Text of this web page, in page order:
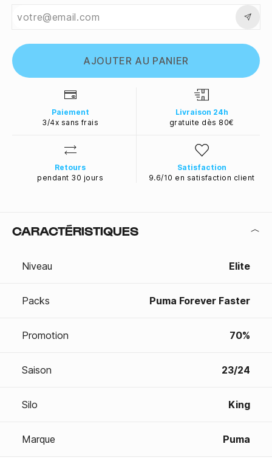
AJOUTER AU PANIER
Paiement
3/4x sans frais
Livraison 24h
gratuite dès 80€
Retours
pendant 30 jours
Satisfaction
9.6/10 en satisfaction client
CARACTÉRISTIQUES
Niveau Elite
Packs Puma Forever Faster
Promotion 70%
Saison 23/24
Silo King
Marque Puma